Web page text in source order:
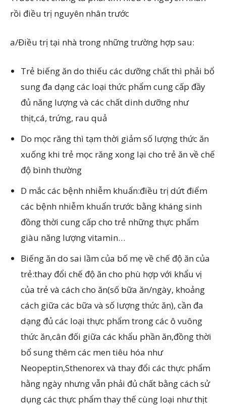
rồi điều trị nguyên nhân trước
a/Điều trị tại nhà trong những trường hợp sau:
Trẻ biếng ăn do thiếu các dưỡng chất thì phải bổ
sung đa dạng các loại thức phẩm cung cấp đầy
đủ năng lượng và các chất dinh dưỡng như
thịt,cá, trứng, rau quả
Do mọc răng thì tạm thời giảm số lượng thức ăn
xuống khi trẻ mọc răng xong lại cho trẻ ăn về chế
độ bình thường
D mắc các bệnh nhiễm khuẩn:điều trị dứt điểm
các bệnh nhiễm khuẩn trước bằng kháng sinh
đồng thời cung cấp cho trẻ những thực phẩm
giàu năng lượng vitamin…
Biếng ăn do sai lầm của bố mẹ về chế độ ăn của
trẻ:thay đổi chế độ ăn cho phù hợp với khẩu vị
của trẻ và cách cho ăn(số bữa ăn/ngày, khoảng
cách giữa các bữa và số lượng thức ăn), cần đa
dạng đủ các loại thực phẩm trong các ô vuông
thức ăn,cân đối giữa các khẩu phần ăn,đồng thời
bổ sung thêm các men tiêu hóa như
Neopeptin,Sthenorex và thay đổi các thực phẩm
hằng ngày nhưng vẫn phải đủ chất bằng cách sử
dụng các thực phẩm thay thế cùng loại như thịt